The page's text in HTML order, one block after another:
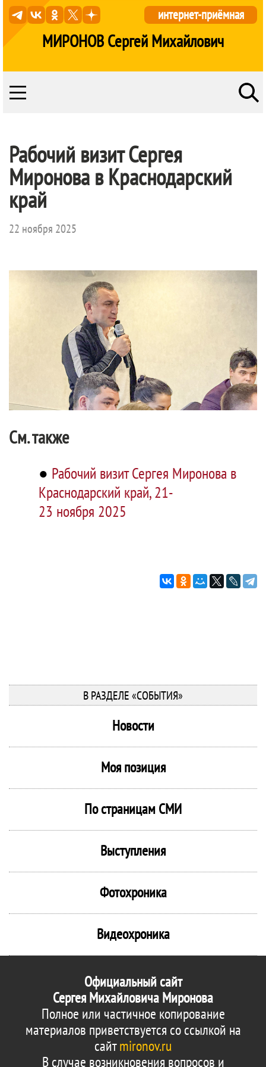
МИРОНОВ Сергей Михайлович
интернет-приёмная
Рабочий визит Сергея
Миронова в Краснодарский
край
22 ноября 2025
См. также
● Рабочий визит Сергея Миронова в
Краснодарский край, 21-
23 ноября 2025
В РАЗДЕЛЕ «СОБЫТИЯ»
Новости
Моя позиция
По страницам СМИ
Выступления
Фотохроника
Видеохроника
Официальный сайт
Сергея Михайловича Миронова
Полное или частичное копирование
материалов приветствуется со ссылкой на
сайтmironov.ru
В случае возникновения вопросов и